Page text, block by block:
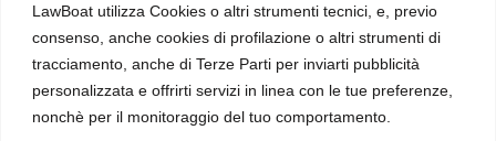
LawBoat utilizza Cookies o altri strumenti tecnici, e, previo
consenso, anche cookies di profilazione o altri strumenti di
tracciamento, anche di Terze Parti per inviarti pubblicità
personalizzata e offrirti servizi in linea con le tue preferenze,
nonchè per il monitoraggio del tuo comportamento.
Privacy Policy